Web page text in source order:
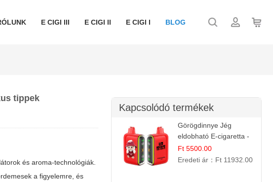
E CIGI III E CIGI II E CIGI I BLOG
tippek
és aroma-technológiák.
a figyelemre, és
Kapcsolódó termékek
Görögdinnye Jég
eldobható E-cigaretta -
25.000 Slukk | Frissítő
Nyári Íz
Ft 5500.00
Eredeti ár： Ft 11932.00